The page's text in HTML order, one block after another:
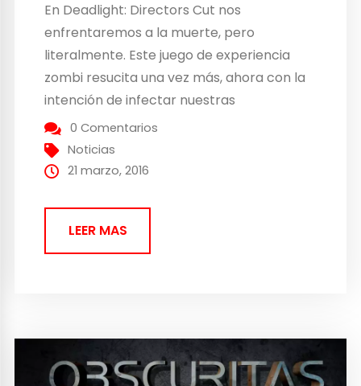
En Deadlight: Directors Cut nos
enfrentaremos a la muerte, pero
literalmente. Este juego de experiencia
zombi resucita una vez más, ahora con la
intención de infectar nuestras
consolas PlayStation4, Xbox One y nuestro
querido PC. ¿Cuando lo esperamos? El
próximo 21 de Junio intentaremos
que ve preparando tu kit de supervivencia
Zombi… ¡Lo vas a necesitar!...
0 Comentarios
Noticias
21 marzo, 2016
LEER MAS